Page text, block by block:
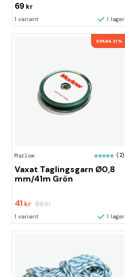
69 kr
1 variant I lager
SPARA 31%
Marlow (2)
Vaxat Taglingsgarn Ø0,8
mm/41m Grön
41 kr 59kr
1 variant I lager